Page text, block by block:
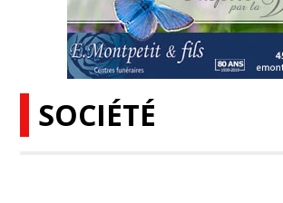
SOCIÉTÉ